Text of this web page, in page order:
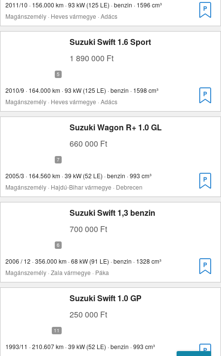
2011/10 · 156.000 km · 93 kW (125 LE) · benzin · 1596 cm³
Magánszemély · Heves vármegye · Adács
Suzuki Swift 1.6 Sport
1 890 000 Ft
2010/9 · 164.000 km · 93 kW (125 LE) · benzin · 1598 cm³
Magánszemély · Heves vármegye · Adács
Suzuki Wagon R+ 1.0 GL
660 000 Ft
2005/3 · 164.560 km · 39 kW (52 LE) · benzin · 993 cm³
Magánszemély · Hajdú-Bihar vármegye · Debrecen
Suzuki Swift 1,3 benzin
700 000 Ft
2006 / 12 · 356.000 km · 68 kW (91 LE) · benzin · 1328 cm³
Magánszemély · Zala vármegye · Páka
Suzuki Swift 1.0 GP
250 000 Ft
1993/11 · 210.607 km · 39 kW (52 LE) · benzin · 993 cm³